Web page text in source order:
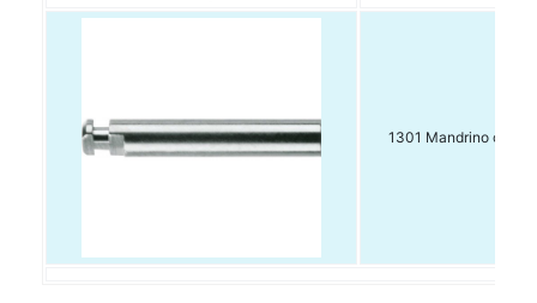
1301 Mandrino conf.